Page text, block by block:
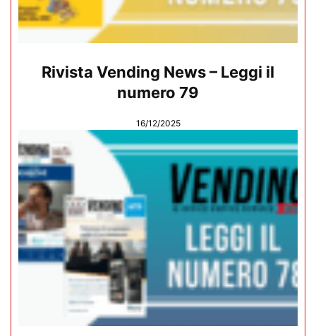
Rivista Vending News – Leggi il
numero 79
16/12/2025